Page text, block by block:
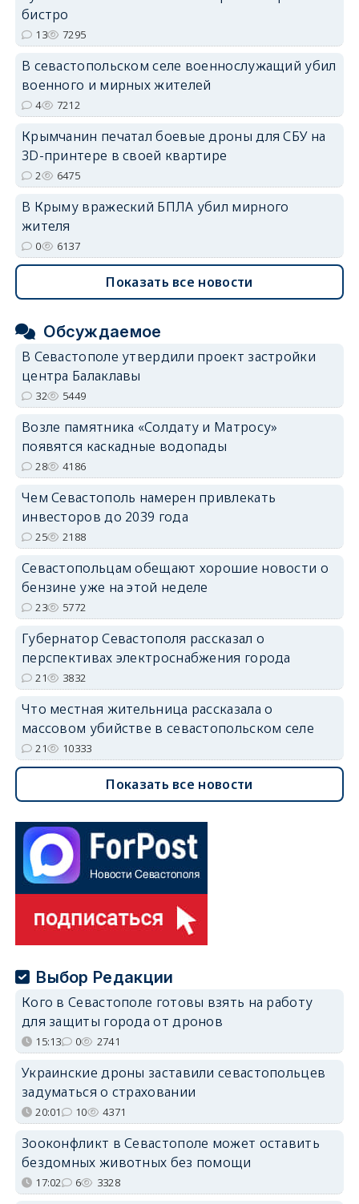
бистро
13 7295
В севастопольском селе военнослужащий убил
военного и мирных жителей
4 7212
Крымчанин печатал боевые дроны для СБУ на
3D-принтере в своей квартире
2 6475
В Крыму вражеский БПЛА убил мирного
жителя
0 6137
Показать все новости
Обсуждаемое
В Севастополе утвердили проект застройки
центра Балаклавы
32 5449
Возле памятника «Солдату и Матросу»
появятся каскадные водопады
28 4186
Чем Севастополь намерен привлекать
инвесторов до 2039 года
25 2188
Севастопольцам обещают хорошие новости о
бензине уже на этой неделе
23 5772
Губернатор Севастополя рассказал о
перспективах электроснабжения города
21 3832
Что местная жительница рассказала о
массовом убийстве в севастопольском селе
21 10333
Показать все новости
Выбор Редакции
Кого в Севастополе готовы взять на работу
для защиты города от дронов
15:13 0 2741
Украинские дроны заставили севастопольцев
задуматься о страховании
20:01 10 4371
Зооконфликт в Севастополе может оставить
бездомных животных без помощи
17:02 6 3328